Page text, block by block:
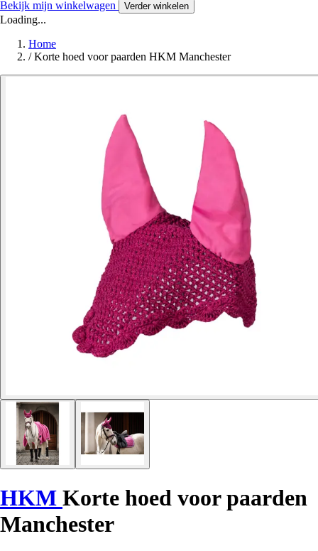
Bekijk mijn winkelwagen Verder winkelen
Loading...
Home
/ Korte hoed voor paarden HKM Manchester
HKM Korte hoed voor paarden
Manchester